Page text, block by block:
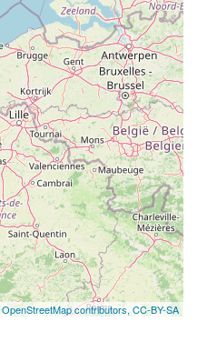
OpenStreetMap contributors, CC-BY-SA